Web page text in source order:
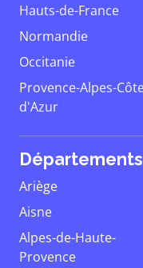
Hauts-de-France
Normandie
Occitanie
Provence-Alpes-Côte
d'Azur
Départements
Ariège
Aisne
Alpes-de-Haute-
Provence